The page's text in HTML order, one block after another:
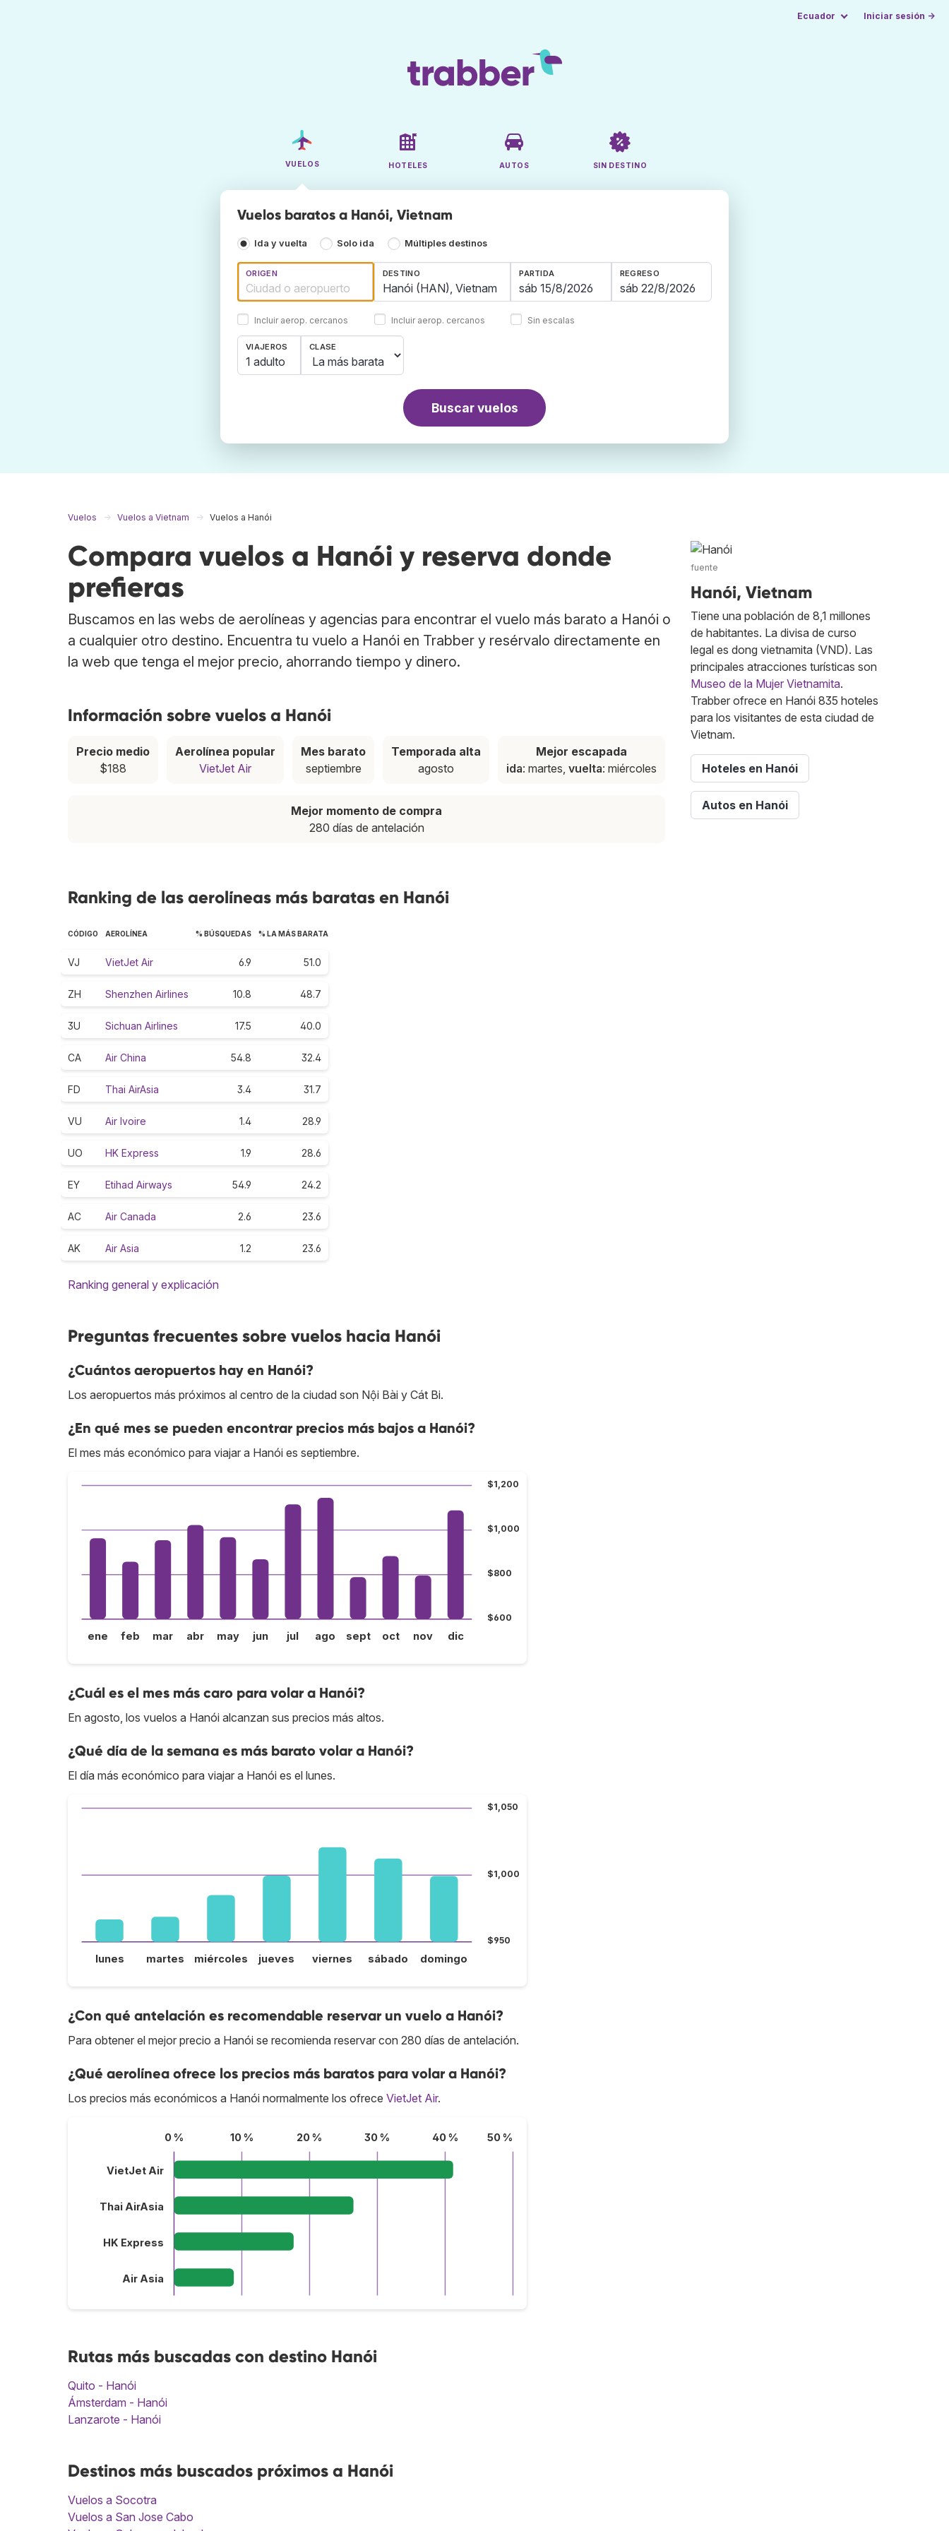
Ecuador Iniciar sesión →
VUELOS HOTELES AUTOS SIN DESTINO
Vuelos baratos a Hanói, Vietnam
Ida y vuelta Solo ida Múltiples destinos
ORIGEN
Incluir aerop. cercanos
DESTINO
Incluir aerop. cercanos
PARTIDA REGRESO
Sin escalas
VIAJEROS
1 adulto
CLASE
Buscar vuelos
Vuelos Vuelos a Vietnam Vuelos a Hanói
Compara vuelos a Hanói y reserva donde
prefieras
Buscamos en las webs de aerolíneas y agencias para encontrar el vuelo más barato a Hanói o
a cualquier otro destino. Encuentra tu vuelo a Hanói en Trabber y resérvalo directamente en
la web que tenga el mejor precio, ahorrando tiempo y dinero.
Información sobre vuelos a Hanói
Precio medio
$188
Aerolínea popular
VietJet Air
Mes barato
septiembre
Temporada alta
agosto
Mejor escapada
ida: martes, vuelta: miércoles
Mejor momento de compra
280 días de antelación
Ranking de las aerolíneas más baratas en Hanói
CÓDIGO AEROLÍNEA % BÚSQUEDAS % LA MÁS BARATA
VJ VietJet Air 6.9 51.0
ZH Shenzhen Airlines 10.8 48.7
3U Sichuan Airlines 17.5 40.0
CA Air China 54.8 32.4
FD Thai AirAsia 3.4 31.7
VU Air Ivoire 1.4 28.9
UO HK Express 1.9 28.6
EY Etihad Airways 54.9 24.2
AC Air Canada 2.6 23.6
AK Air Asia 1.2 23.6
Ranking general y explicación
Preguntas frecuentes sobre vuelos hacia Hanói
¿Cuántos aeropuertos hay en Hanói?
Los aeropuertos más próximos al centro de la ciudad son Nội Bài y Cát Bi.
¿En qué mes se pueden encontrar precios más bajos a Hanói?
El mes más económico para viajar a Hanói es septiembre.
$600
$800
$1,000
$1,200
ene feb mar abr may jun jul ago sept oct nov dic
¿Cuál es el mes más caro para volar a Hanói?
En agosto, los vuelos a Hanói alcanzan sus precios más altos.
¿Qué día de la semana es más barato volar a Hanói?
El día más económico para viajar a Hanói es el lunes.
$950
$1,000
$1,050
lunes martes miércoles jueves viernes sábado domingo
¿Con qué antelación es recomendable reservar un vuelo a Hanói?
Para obtener el mejor precio a Hanói se recomienda reservar con 280 días de antelación.
¿Qué aerolínea ofrece los precios más baratos para volar a Hanói?
Los precios más económicos a Hanói normalmente los ofrece VietJet Air.
0 % 10 % 20 % 30 % 40 % 50 %
VietJet Air
Thai AirAsia
HK Express
Air Asia
Rutas más buscadas con destino Hanói
Quito - Hanói
Ámsterdam - Hanói
Lanzarote - Hanói
Destinos más buscados próximos a Hanói
Vuelos a Socotra
Vuelos a San Jose Cabo
fuente
Hanói, Vietnam
Tiene una población de 8,1 millones
de habitantes. La divisa de curso
legal es dong vietnamita (VND). Las
principales atracciones turísticas son
Museo de la Mujer Vietnamita.
Trabber ofrece en Hanói 835 hoteles
para los visitantes de esta ciudad de
Vietnam.
Hoteles en Hanói
Autos en Hanói